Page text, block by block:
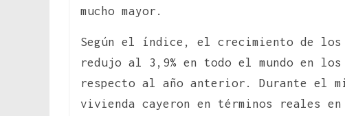
mucho mayor.
Según el índice, el crecimiento de
redujo al 3,9% en todo el mundo en
respecto al año anterior. Durante el
vivienda cayeron en términos reales